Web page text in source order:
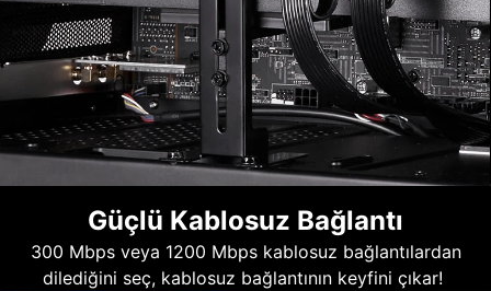
Güçlü Kablosuz Bağlantı
300 Mbps veya 1200 Mbps kablosuz bağlantılardan
dilediğini seç, kablosuz bağlantının keyfini çıkar!